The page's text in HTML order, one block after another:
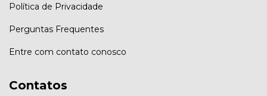
Política de Privacidade
Perguntas Frequentes
Entre com contato conosco
Contatos